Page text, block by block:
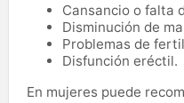
Cansancio o falta
Disminución de
Problemas de
Disfunción eréctil.
En mujeres puede